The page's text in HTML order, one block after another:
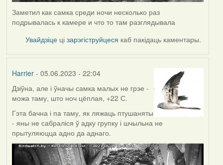
Заметил как самка среди ночи несколько раз
подрывалась к камере и что то там разглядывала
Увайдзіце цізарэгіструйцеся каб пакідаць каментары.
Harrier- 05.06.2023 - 22:04
Дзіўна, але і ўначы самка малых не грэе -
можа таму, што ноч цёплая, +22 С.
Гэта бачна і па таму, як ляжаць птушаняты
- яны не сабраліся ў адку групку і шчыльна не
прытуляюцца адно да аднаго.